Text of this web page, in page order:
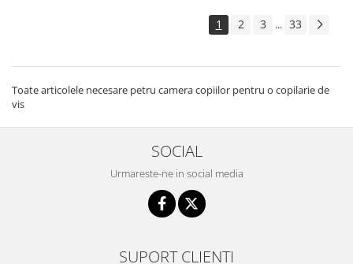
1 2 3 ... 33
Toate articolele necesare petru camera copiilor pentru o copilarie de
vis
SOCIAL
Urmareste-ne in social media
SUPORT CLIENTI